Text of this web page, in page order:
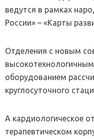
ведутся в рамках
России» – «Карты
Отделения с новым
оборудованием
круглосуточного
А кардиологическое
терапевтическом